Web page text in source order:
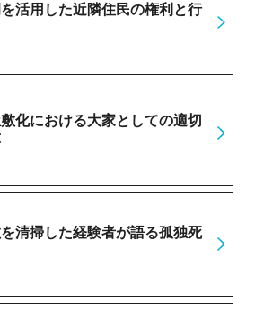
活用した近隣住民の権利と行
化における大家としての適切
清掃した経験者が語る孤独死